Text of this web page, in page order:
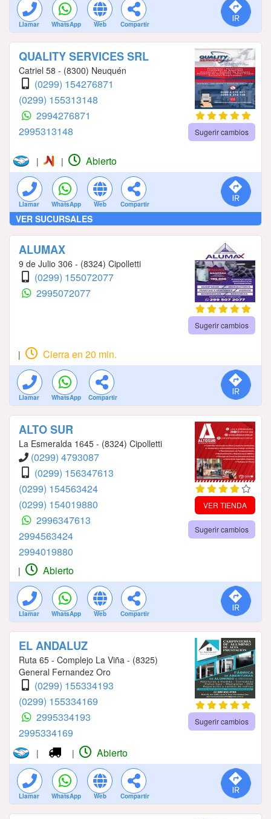
Llamar WhatsApp Web Compartir
QUALITY SERVICES SRL
Catriel 58 - (8300) Neuquén
(0299) 154276871
(0299) 155313148
2994276871
2995313148
Sugerir cambios
| | Abierto
Llamar WhatsApp Web Compartir
VER SUCURSALES
ALUMAX
9 de Julio 306 - (8324) Cipolletti
(0299) 155072077
2995072077
Sugerir cambios
| Cierra en 20 min.
Llamar WhatsApp Compartir
ALTO SUR
La Esmeralda 1645 - (8324) Cipolletti
(0299) 4793087
(0299) 156347613
(0299) 154563424
(0299) 154019880
2996347613
2994563424
2994019880
VER TIENDA
Sugerir cambios
| Abierto
Llamar WhatsApp Web Compartir
EL ANDALUZ
Ruta 65 - Complejo La Viña - (8325)
General Fernandez Oro
(0299) 155334193
(0299) 155334169
2995334193
2995334169
Sugerir cambios
| | Abierto
Llamar WhatsApp Web Compartir